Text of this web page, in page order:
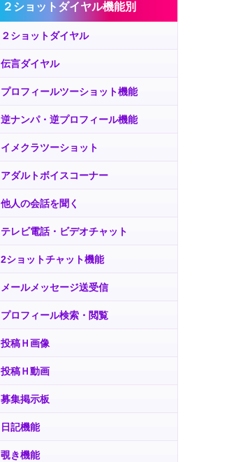
２ショットダイヤル機能別
２ショットダイヤル
伝言ダイヤル
プロフィールツーショット機能
逆ナンパ・逆プロフィール機能
イメクラツーショット
アダルトボイスコーナー
他人の会話を聞く
テレビ電話・ビデオチャット
2ショットチャット機能
メールメッセージ送受信
プロフィール検索・閲覧
投稿Ｈ画像
投稿Ｈ動画
募集掲示板
日記機能
覗き機能